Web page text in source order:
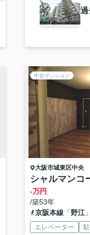
過
中古マンション
大阪市城東区中央
シャルマンコ
-万円
/築53年
京阪本線「野江
エレベーター